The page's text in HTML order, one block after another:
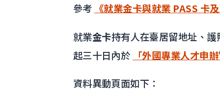
參考 《就業金卡與就業 PASS 卡
就業金卡持有人在臺居留地址、
起三十日內於 「外國專業人才申
資料異動頁面如下：